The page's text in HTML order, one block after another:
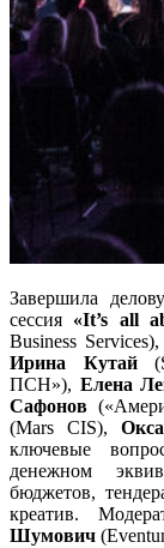
Завершила
сессия «It’s all
Business
Ирина Кутай
ПСН»), Елена
Сафонов
(Mars CIS),
ключевые
денежном
бюджетов,
креатив.
Шумович